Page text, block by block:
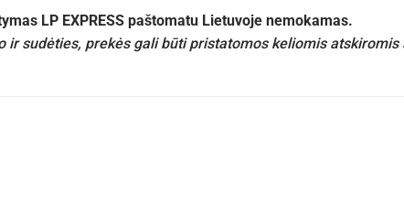
LP EXPRESS paštomatu Lietuvoje nemokamas.
ir sudėties, prekės gali būti pristatomos keliomis atskiromis